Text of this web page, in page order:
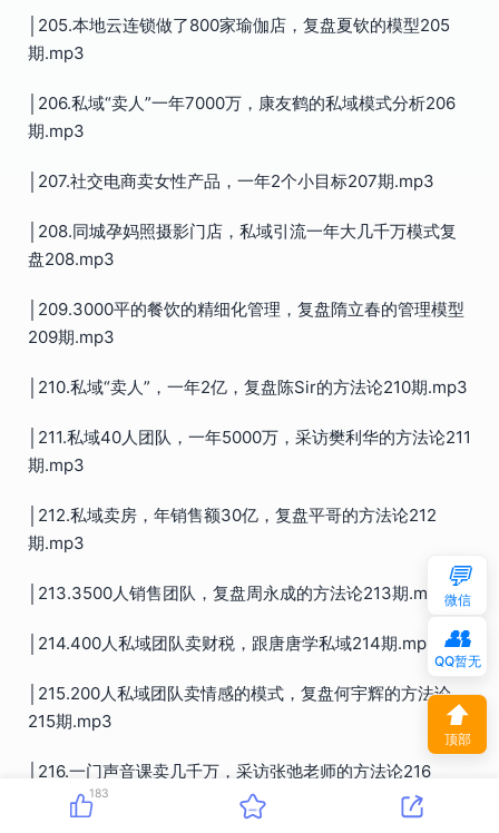
│205.本地云连锁做了800家瑜伽店，复盘夏钦的模型205
期.mp3
│206.私域“卖人”一年7000万，康友鹤的私域模式分析206
期.mp3
│207.社交电商卖女性产品，一年2个小目标207期.mp3
│208.同城孕妈照摄影门店，私域引流一年大几千万模式复
盘208.mp3
│209.3000平的餐饮的精细化管理，复盘隋立春的管理模型
209期.mp3
│210.私域“卖人”，一年2亿，复盘陈Sir的方法论210期.mp3
│211.私域40人团队，一年5000万，采访樊利华的方法论211
期.mp3
│212.私域卖房，年销售额30亿，复盘平哥的方法论212
期.mp3
│213.3500人销售团队，复盘周永成的方法论213期.mp3
│214.400人私域团队卖财税，跟唐唐学私域214期.mp3
│215.200人私域团队卖情感的模式，复盘何宇辉的方法论
215期.mp3
│216.一门声音课卖几千万，采访张弛老师的方法论216
期.mp3 183
💬
微信
👥
QQ暂无
⬆
顶部